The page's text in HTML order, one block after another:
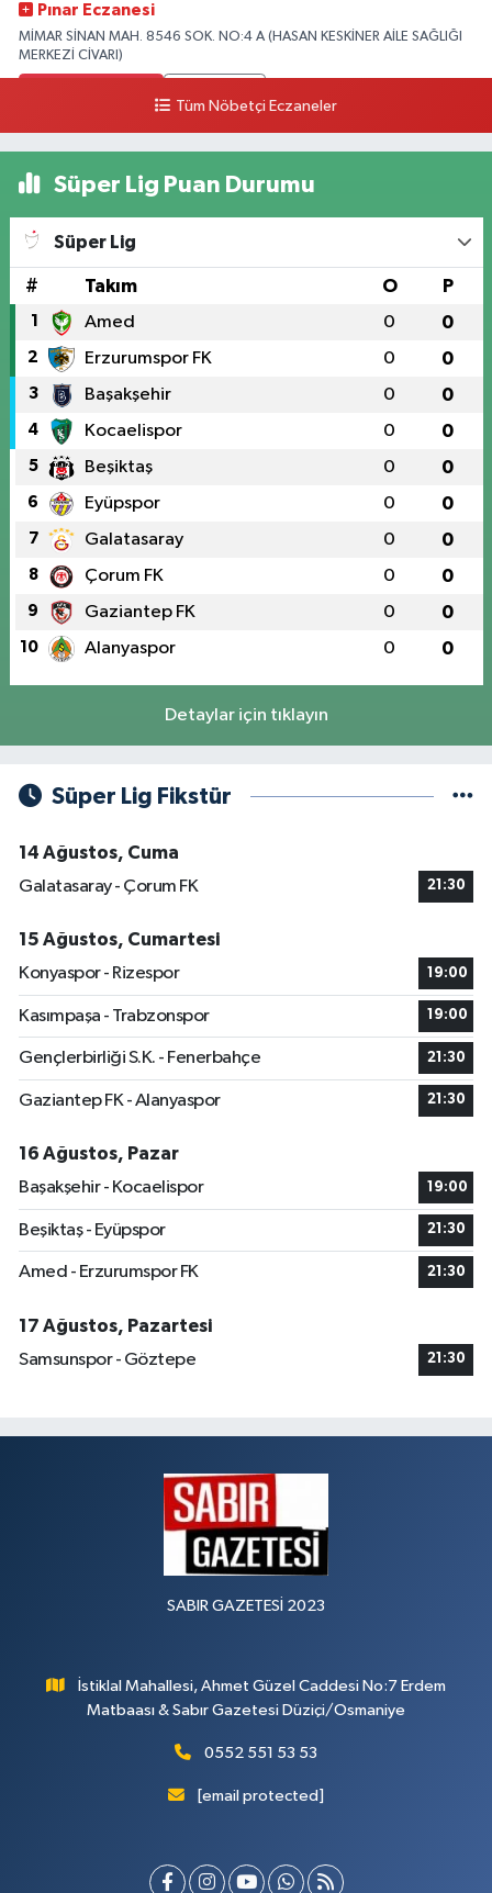
Pınar Eczanesi
MİMAR SİNAN MAH. 8546 SOK. NO:4 A (HASAN KESKİNER AİLE SAĞLIĞI
MERKEZİ CİVARI)
Tüm Nöbetçi Eczaneler
Süper Lig Puan Durumu
Süper Lig
# Takım O P
1 Amed 0 0
2 Erzurumspor FK 0 0
3 Başakşehir 0 0
4 Kocaelispor 0 0
5 Beşiktaş 0 0
6 Eyüpspor 0 0
7 Galatasaray 0 0
8 Çorum FK 0 0
9 Gaziantep FK 0 0
10 Alanyaspor 0 0
Detaylar için tıklayın
Süper Lig Fikstür
14 Ağustos, Cuma
Galatasaray - Çorum FK
21:30
15 Ağustos, Cumartesi
Konyaspor - Rizespor
19:00
Kasımpaşa - Trabzonspor 19:00
Gençlerbirliği S.K. - Fenerbahçe 21:30
Gaziantep FK - Alanyaspor 21:30
16 Ağustos, Pazar
Başakşehir - Kocaelispor
19:00
Beşiktaş - Eyüpspor 21:30
Amed - Erzurumspor FK 21:30
17 Ağustos, Pazartesi
Samsunspor - Göztepe
21:30
SABIR GAZETESİ 2023
İstiklal Mahallesi, Ahmet Güzel Caddesi No:7 Erdem
Matbaası & Sabır Gazetesi Düziçi/Osmaniye
0552 551 53 53
[email protected]